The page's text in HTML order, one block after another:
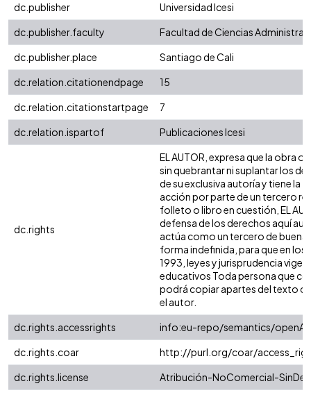
dc.publisher
Universidad Icesi
dc.publisher.faculty
Facultad de Ciencias
dc.publisher.place
Santiago de Cali
dc.relation.citationendpage
15
dc.relation.citationstartpage
7
dc.relation.ispartof
Publicaciones Icesi
dc.rights
EL AUTOR, expresa que la obra
sin quebrantar ni suplantar los
de su exclusiva autoría y tiene la
acción por parte de un tercero
folleto o libro en cuestión, EL
defensa de los derechos aquí
actúa como un tercero de buena
forma indefinida, para que en los
1993, leyes y jurisprudencia
educativos Toda persona que
podrá copiar apartes del texto
el autor.
dc.rights.accessrights
info:eu-repo/semantics/
dc.rights.coar
http://purl.org/coar/
dc.rights.license
Atribución-NoComercial-